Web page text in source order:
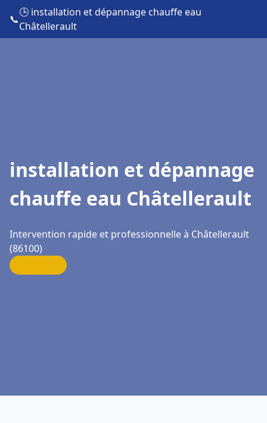
📞
🕒 installation et dépannage chauffe eau
Châtellerault
installation et dépannage
chauffe eau Châtellerault
Intervention rapide et professionnelle à Châtellerault
(86100)